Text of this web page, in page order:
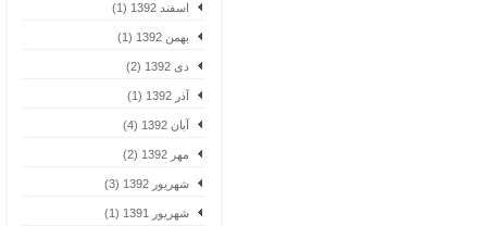
اسفند 1392 (1)
بهمن 1392 (1)
دی 1392 (2)
آذر 1392 (1)
آبان 1392 (4)
مهر 1392 (2)
شهریور 1392 (3)
شهریور 1391 (1)